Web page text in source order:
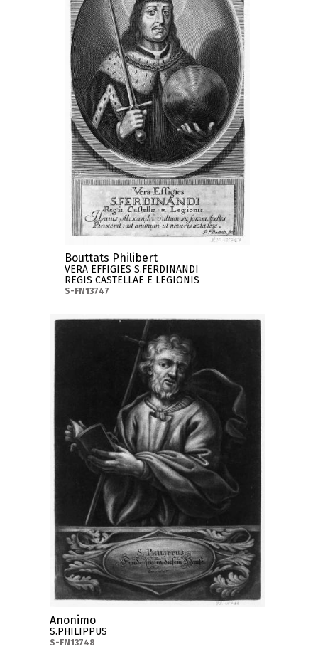
Bouttats Philibert
VERA EFFIGIES S.FERDINANDI
REGIS CASTELLAE E LEGIONIS
S-FN13747
Anonimo
S.PHILIPPUS
S-FN13748